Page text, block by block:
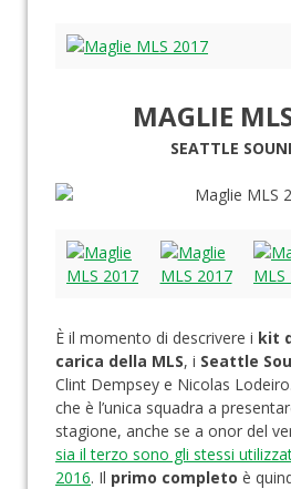
MAGLIE
SEATTLE
È il momento di descrivere i kit
carica della MLS, i Seattle
Clint Dempsey e Nicolas
che è l’unica squadra a
stagione, anche se a onor del
sia il terzo sono gli stessi
2016. Il primo completo è